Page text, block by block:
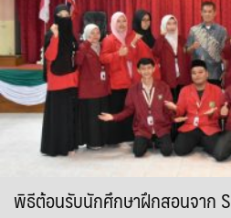
พิธีต้อนรับนักศึกษาฝึกสอนจาก